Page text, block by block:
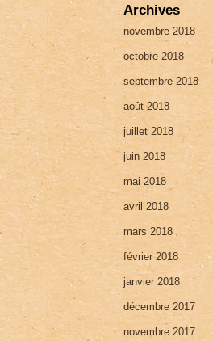
Archives
novembre 2018
octobre 2018
septembre 2018
août 2018
juillet 2018
juin 2018
mai 2018
avril 2018
mars 2018
février 2018
janvier 2018
décembre 2017
novembre 2017